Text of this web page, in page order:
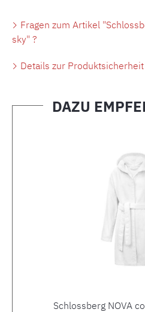
Fragen zum Artikel
sky" ?
Details zur Produktsicherheit
DAZU
Schlossberg NOVA